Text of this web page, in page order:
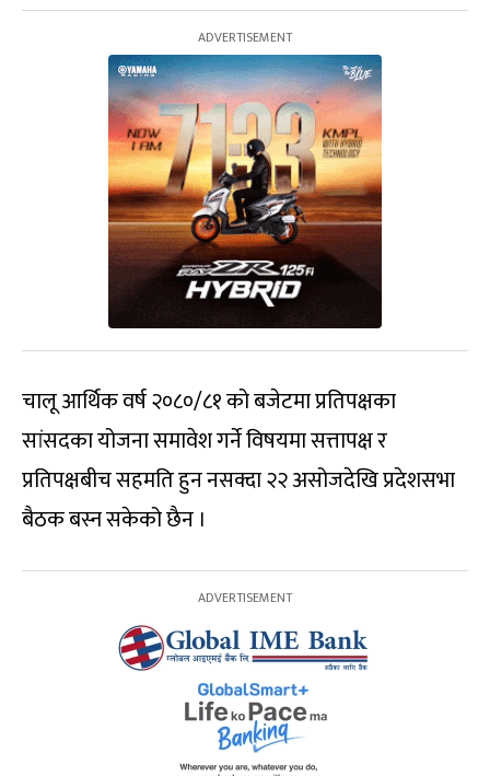
चालू आर्थिक वर्ष २०८०/८१ को बजेटमा प्रतिपक्षका
सांसदका योजना समावेश गर्ने विषयमा सत्तापक्ष र
प्रतिपक्षबीच सहमति हुन नसक्दा २२ असोजदेखि प्रदेशसभा
बैठक बस्न सकेको छैन ।